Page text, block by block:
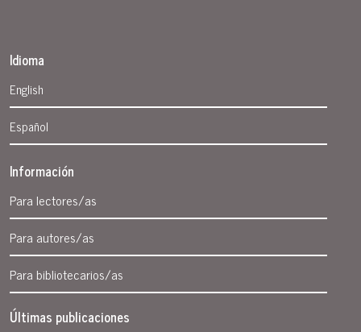
Idioma
English
Español
Información
Para lectores/as
Para autores/as
Para bibliotecarios/as
Últimas publicaciones